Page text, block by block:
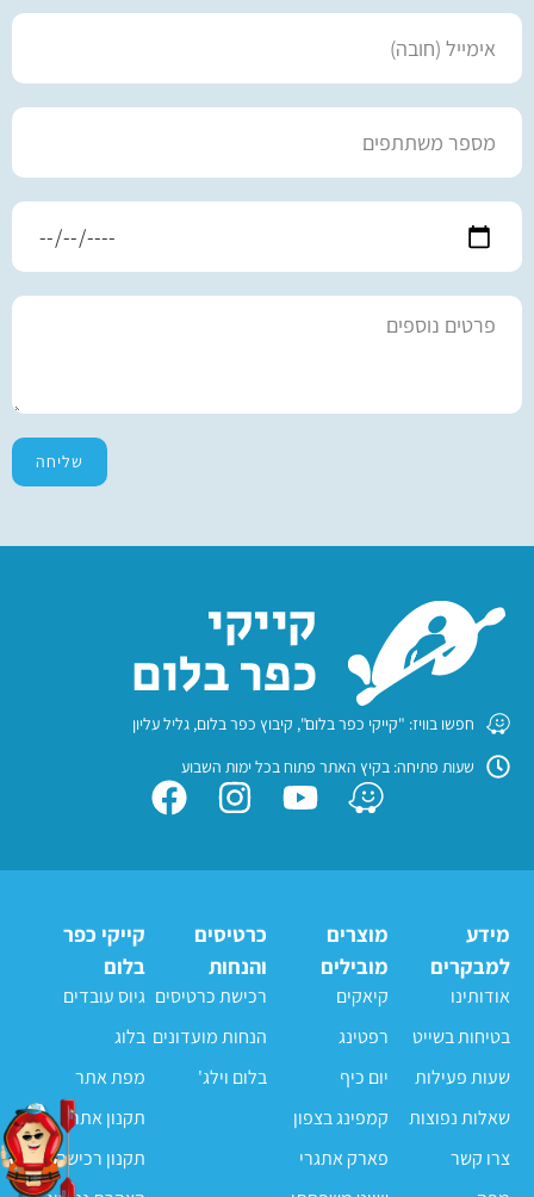
שליחה
מידע
למבקרים
אודותינו
בטיחות בשייט
שעות פעילות
שאלות נפוצות
צרו קשר
מוצרים
מובילים
קיאקים
רפטינג
יום כיף
קמפינג בצפון
פארק אתגרי
כרטיסים
והנחות
רכישת כרטיסים
הנחות מועדונים
בלום וילג'
קייקי כפר
בלום
גיוס עובדים
בלוג
מפת אתר
תקנון אתר
תקנון רכישה
חפשו בוויז: "קייקי כפר בלום", קיבוץ כפר בלום, גליל עליון
שעות פתיחה: בקיץ האתר פתוח בכל ימות השבוע